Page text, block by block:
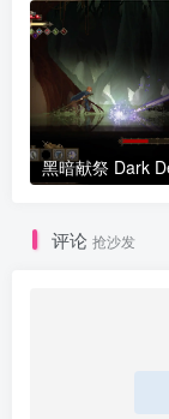
评论 抢沙发